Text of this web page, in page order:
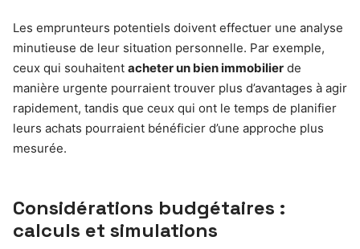
Les emprunteurs potentiels doivent effectuer une analyse
minutieuse de leur situation personnelle. Par exemple,
ceux qui souhaitent acheter un bien immobilier de
manière urgente pourraient trouver plus d’avantages à agir
rapidement, tandis que ceux qui ont le temps de planifier
leurs achats pourraient bénéficier d’une approche plus
mesurée.
Considérations budgétaires :
calculs et simulations